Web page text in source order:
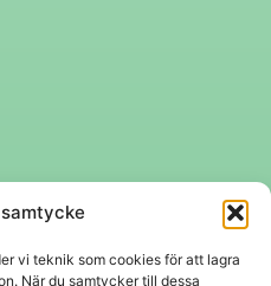
vi teknik som cookies för att lagra
När du samtycker till dessa